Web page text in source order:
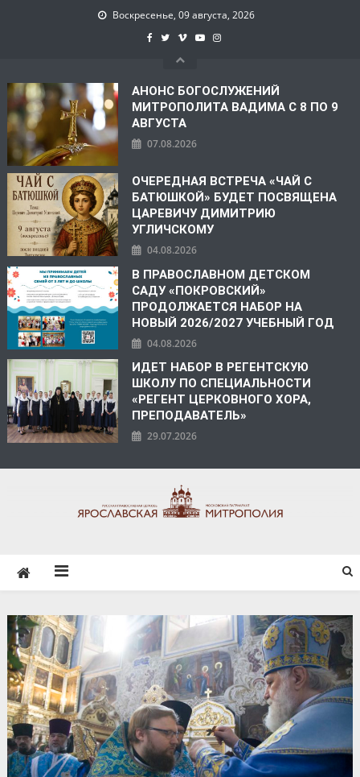
Воскресенье, 09 августа, 2026
АНОНС БОГОСЛУЖЕНИЙ
МИТРОПОЛИТА ВАДИМА С 8 ПО 9
АВГУСТА
07.08.2026
ОЧЕРЕДНАЯ ВСТРЕЧА «ЧАЙ С
БАТЮШКОЙ» БУДЕТ ПОСВЯЩЕНА
ЦАРЕВИЧУ ДИМИТРИЮ
УГЛИЧСКОМУ
04.08.2026
В ПРАВОСЛАВНОМ ДЕТСКОМ
САДУ «ПОКРОВСКИЙ»
ПРОДОЛЖАЕТСЯ НАБОР НА
НОВЫЙ 2026/2027 УЧЕБНЫЙ ГОД
04.08.2026
ИДЕТ НАБОР В РЕГЕНТСКУЮ
ШКОЛУ ПО СПЕЦИАЛЬНОСТИ
«РЕГЕНТ ЦЕРКОВНОГО ХОРА,
ПРЕПОДАВАТЕЛЬ»
29.07.2026